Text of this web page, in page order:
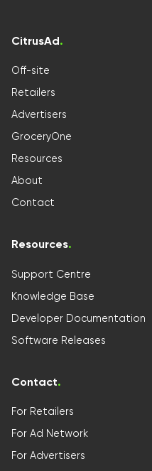
CitrusAd.
Off-site
Retailers
Advertisers
GroceryOne
Resources
About
Contact
Resources.
Support Centre
Knowledge Base
Developer Documentation
Software Releases
Contact.
For Retailers
For Ad Network
For Advertisers